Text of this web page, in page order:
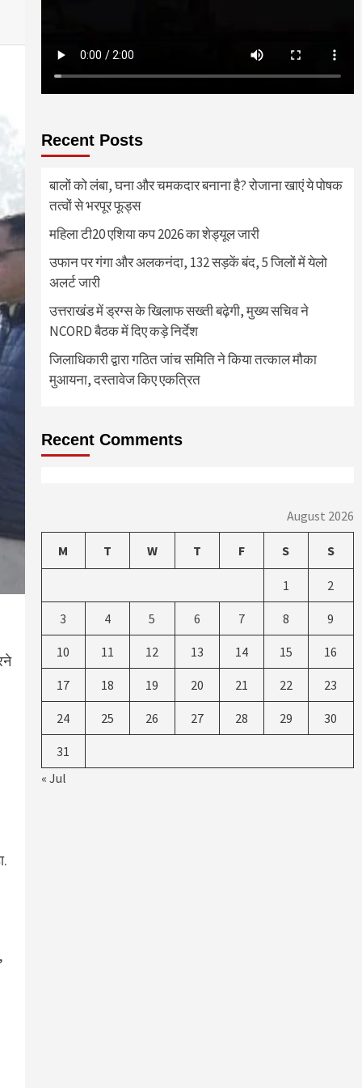
Recent Posts
बालों को लंबा, घना और चमकदार बनाना है? रोजाना खाएं ये पोषक
तत्वों से भरपूर फूड्स
महिला टी20 एशिया कप 2026 का शेड्यूल जारी
उफान पर गंगा और अलकनंदा, 132 सड़कें बंद, 5 जिलों में येलो
अलर्ट जारी
उत्तराखंड में ड्रग्स के खिलाफ सख्ती बढ़ेगी, मुख्य सचिव ने
NCORD बैठक में दिए कड़े निर्देश
जिलाधिकारी द्वारा गठित जांच समिति ने किया तत्काल मौका
मुआयना, दस्तावेज किए एकत्रित
Recent Comments
August 2026
M T W T F S S
1 2
3 4 5 6 7 8 9
10 11 12 13 14 15 16
17 18 19 20 21 22 23
24 25 26 27 28 29 30
31
« Jul